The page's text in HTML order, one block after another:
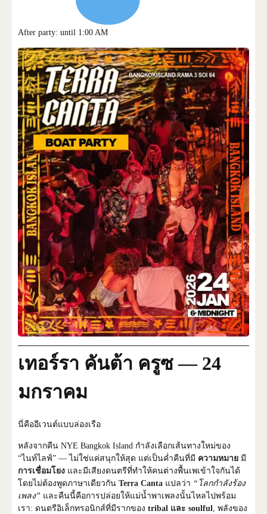
After party: until 1:00 AM
เทอร์รา คันต้า ครูซ — 24
มกราคม
นี่คืออีเวนต์แบบล่องเรือ
หลังจากคืน NYE Bangkok Island กำลังเลือกเส้นทางใหม่ของ
“ไนท์ไลฟ์” — ไม่ใช่แค่สนุกให้สุด แต่เป็นค่ำคืนที่มี ความหมาย มี
การเชื่อมโยง และมีเสียงดนตรีที่ทำให้คนต่างพื้นเพเข้าใจกันได้
โดยไม่ต้องพูดภาษาเดียวกัน Terra Canta แปลว่า “โลกกำลังร้อง
เพลง” และคืนนี้คือการปล่อยให้แม่น้ำพาเพลงนั้นไหลไปพร้อม
เรา: ดนตรีอิเล็กทรอนิกส์ที่มีรากของ tribal และ soulful, พลังของ